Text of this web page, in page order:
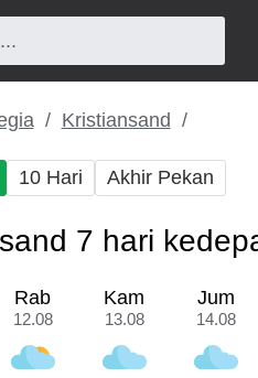
Kristiansand
10 Hari Akhir Pekan
7 hari
Rab
12.08
Kam
13.08
Jum
14.08